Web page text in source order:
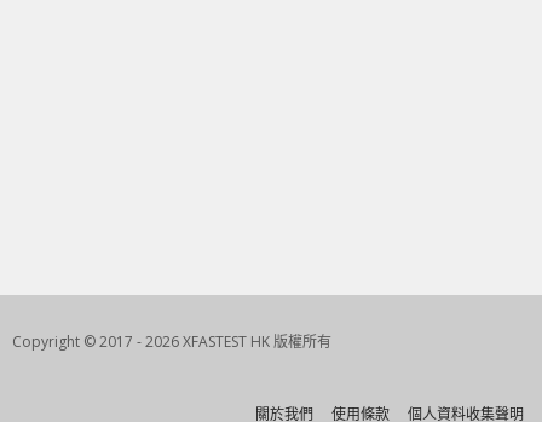
Copyright © 2017 - 2026 XFASTEST HK 版權所有
關於我們 使用條款 個人資料收集聲明